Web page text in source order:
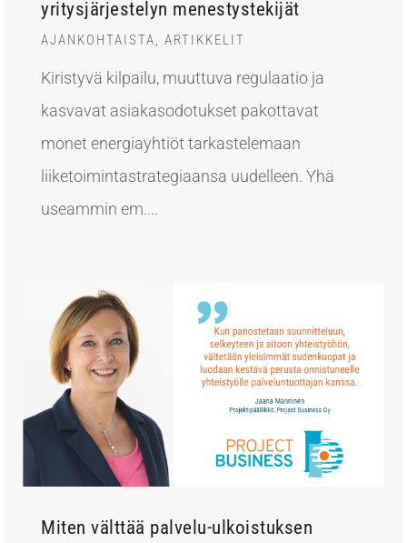
yritysjärjestelyn menestystekijät
AJANKOHTAISTA,ARTIKKELIT
Kiristyvä kilpailu, muuttuva regulaatio ja
kasvavat asiakasodotukset pakottavat
monet energiayhtiöt tarkastelemaan
liiketoimintastrategiaansa uudelleen. Yhä
useammin em....
Miten välttää palvelu-ulkoistuksen